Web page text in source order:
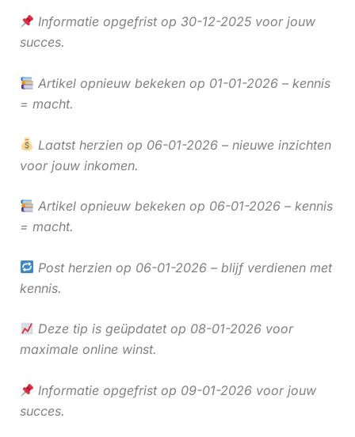
Informatie opgefrist op 30-12-2025 voor jouw
succes.
Artikel opnieuw bekeken op 01-01-2026 – kennis
= macht.
Laatst herzien op 06-01-2026 – nieuwe inzichten
voor jouw inkomen.
Artikel opnieuw bekeken op 06-01-2026 – kennis
= macht.
Post herzien op 06-01-2026 – blijf verdienen met
kennis.
Deze tip is geüpdatet op 08-01-2026 voor
maximale online winst.
Informatie opgefrist op 09-01-2026 voor jouw
succes.